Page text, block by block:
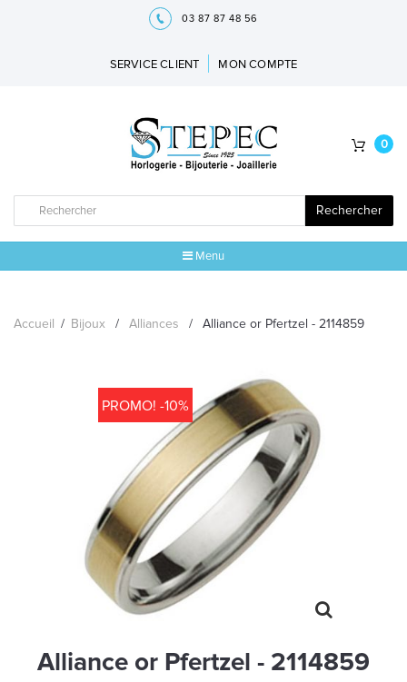
03 87 87 48 56
SERVICE CLIENT MON COMPTE
Rechercher
0
Menu
MONTRES
LES GEORGETTES
SWAROVSKI
BONNES AFFAIRES
CARTES CADEAUX
IDÉE CADEAUX
BLOG
Accueil / Bijoux / Alliances / Alliance or Pfertzel - 2114859
PROMO! -10%
Alliance or Pfertzel - 2114859